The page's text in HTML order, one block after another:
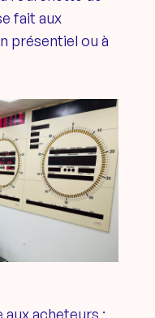
fait aux
présentiel ou à
acheteurs :